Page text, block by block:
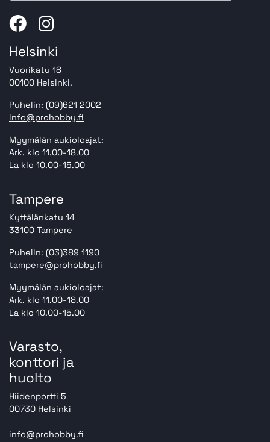
Helsinki
Vuorikatu 18
00100 Helsinki.
Puhelin: (09)621 2002
info@prohobby.fi
Myymälän aukioloajat:
Ark. klo 11.00-18.00
La klo 10.00-15.00
Tampere
Kyttälänkatu 14
33100 Tampere
Puhelin: (03)389 1190
tampere@prohobby.fi
Myymälän aukioloajat:
Ark. klo 11.00-18.00
La klo 10.00-15.00
Varasto,
konttori ja
huolto
Hiidenportti 5
00730 Helsinki
info@prohobby.fi